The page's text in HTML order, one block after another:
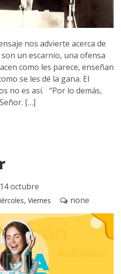
nos advierte acerca de
un escarnio, una ofensa
como les parece, enseñan
se les dé la gana. El
no es así. “Por lo demás,
[…]
14 octubre
, Viernes none